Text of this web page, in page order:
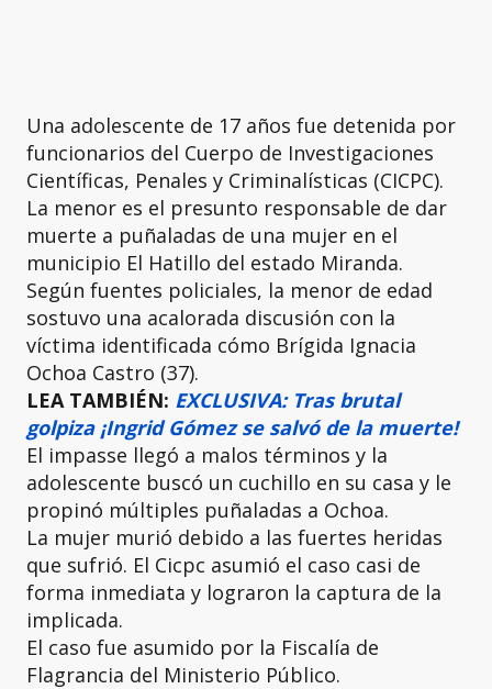
Una adolescente de 17 años fue detenida por
funcionarios del Cuerpo de Investigaciones
Científicas, Penales y Criminalísticas (CICPC).
La menor es el presunto responsable de dar
muerte a puñaladas de una mujer en el
municipio El Hatillo del estado Miranda.
Según fuentes policiales, la menor de edad
sostuvo una acalorada discusión con la
víctima identificada cómo Brígida Ignacia
Ochoa Castro (37).
LEA TAMBIÉN: EXCLUSIVA: Tras brutal
golpiza ¡Ingrid Gómez se salvó de la muerte!
El impasse llegó a malos términos y la
adolescente buscó un cuchillo en su casa y le
propinó múltiples puñaladas a Ochoa.
La mujer murió debido a las fuertes heridas
que sufrió. El Cicpc asumió el caso casi de
forma inmediata y lograron la captura de la
implicada.
El caso fue asumido por la Fiscalía de
Flagrancia del Ministerio Público.